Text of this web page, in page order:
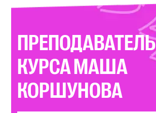
ПРЕПОДАВАТЕЛЬ
КУРСАМАША
КОРШУНОВА